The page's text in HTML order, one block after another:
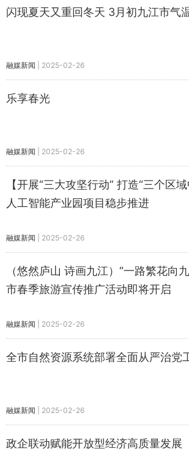
闪现夏天又重回冬天 3月初九江市气
融媒新闻 2025-02-26
乐享春光
融媒新闻 2025-02-26
【开展“三大攻坚行动” 打造“三个区
人工智能产业园项目稳步推进
融媒新闻 2025-02-26
（悠然庐山 诗画九江）“一路繁花向
市春季旅游宣传推广活动即将开启
融媒新闻 2025-02-26
全市自然资源系统部署全面从严治党
融媒新闻 2025-02-26
政企联动赋能开放型经济高质量发展